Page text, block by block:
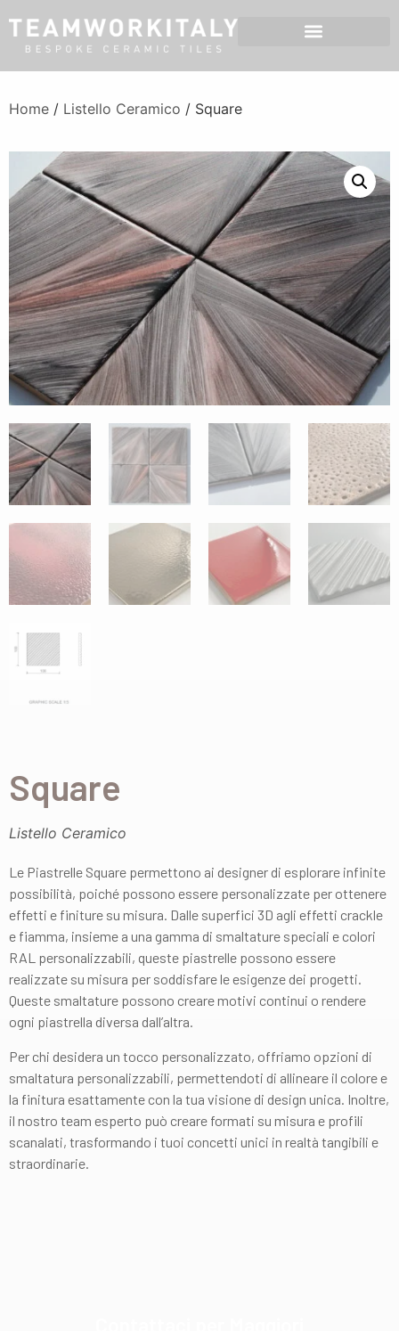
Home / Listello Ceramico / Square
Square
Listello Ceramico
Le Piastrelle Square permettono ai designer di esplorare infinite
possibilità, poiché possono essere personalizzate per ottenere
effetti e finiture su misura. Dalle superfici 3D agli effetti crackle
e fiamma, insieme a una gamma di smaltature speciali e colori
RAL personalizzabili, queste piastrelle possono essere
realizzate su misura per soddisfare le esigenze dei progetti.
Queste smaltature possono creare motivi continui o rendere
ogni piastrella diversa dall’altra.
Per chi desidera un tocco personalizzato, offriamo opzioni di
smaltatura personalizzabili, permettendoti di allineare il colore e
la finitura esattamente con la tua visione di design unica. Inoltre,
il nostro team esperto può creare formati su misura e profili
scanalati, trasformando i tuoi concetti unici in realtà tangibili e
straordinarie.